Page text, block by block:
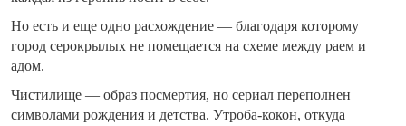
Но есть и еще одно расхождение — благодаря которому
город серокрылых не помещается на схеме между раем и
адом.
Чистилище — образ посмертия, но сериал переполнен
символами рождения и детства. Утроба-кокон, откуда